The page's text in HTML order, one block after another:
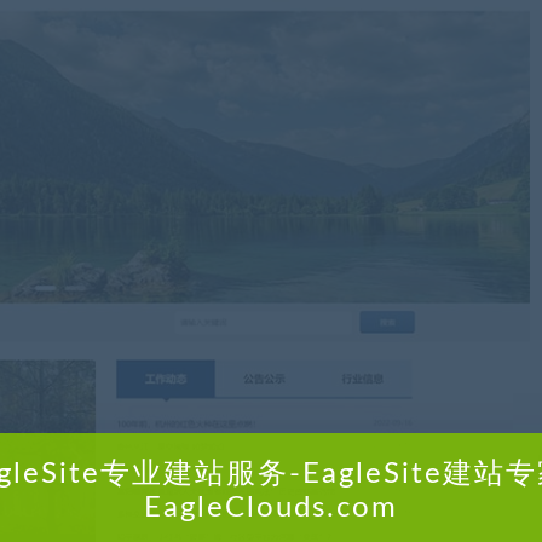
专业建站服务-EagleSite建站
EagleClouds.com